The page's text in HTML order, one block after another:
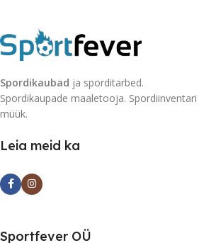
Spordikaubad ja sporditarbed.
Spordikaupade maaletooja. Spordiinventari
müük.
Leia meid ka
Sportfever OÜ